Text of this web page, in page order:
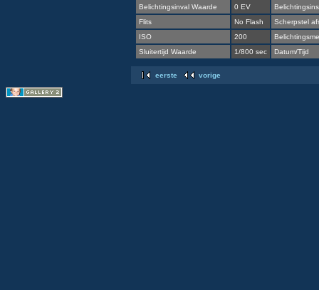
Belichtingsinval Waarde
0 EV
Flits
No Flash
Scherpstel
ISO
200
Sluitertijd Waarde
1/800 sec Datum/Tijd
eerste vorige